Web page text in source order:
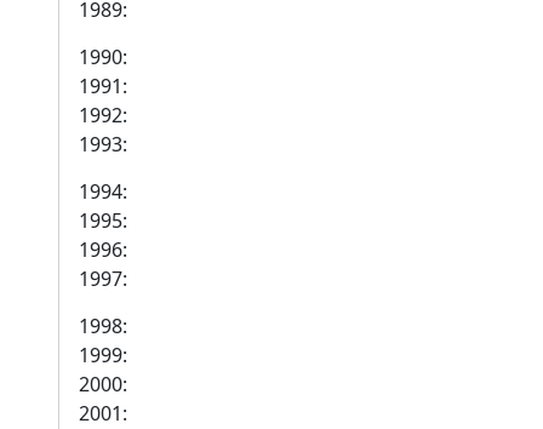
1989:
1990:
1991:
1992:
1993:
1994:
1995:
1996:
1997:
1998:
1999:
2000:
2001: